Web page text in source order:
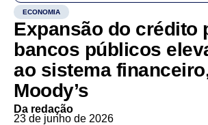
ECONOMIA
Expansão do crédito
bancos públicos
ao sistema
Moody’s
Da redação
23 de junho de 2026